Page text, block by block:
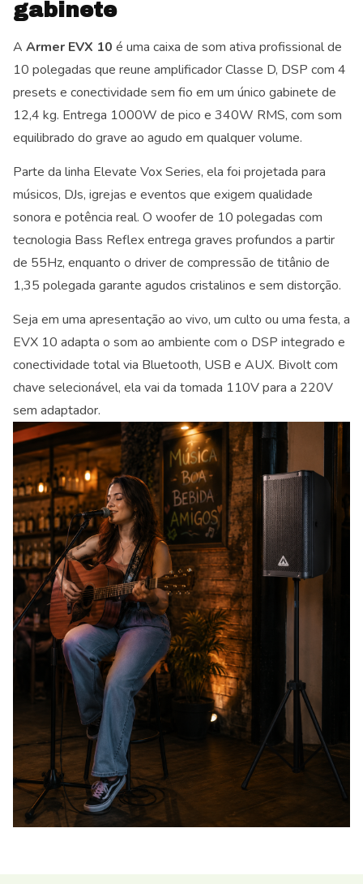
gabinete
A Armer EVX 10 é uma caixa de som ativa profissional de
10 polegadas que reune amplificador Classe D, DSP com 4
presets e conectividade sem fio em um único gabinete de
12,4 kg. Entrega 1000W de pico e 340W RMS, com som
equilibrado do grave ao agudo em qualquer volume.
Parte da linha Elevate Vox Series, ela foi projetada para
músicos, DJs, igrejas e eventos que exigem qualidade
sonora e potência real. O woofer de 10 polegadas com
tecnologia Bass Reflex entrega graves profundos a partir
de 55Hz, enquanto o driver de compressão de titânio de
1,35 polegada garante agudos cristalinos e sem distorção.
Seja em uma apresentação ao vivo, um culto ou uma festa, a
EVX 10 adapta o som ao ambiente com o DSP integrado e
conectividade total via Bluetooth, USB e AUX. Bivolt com
chave selecionável, ela vai da tomada 110V para a 220V
sem adaptador.